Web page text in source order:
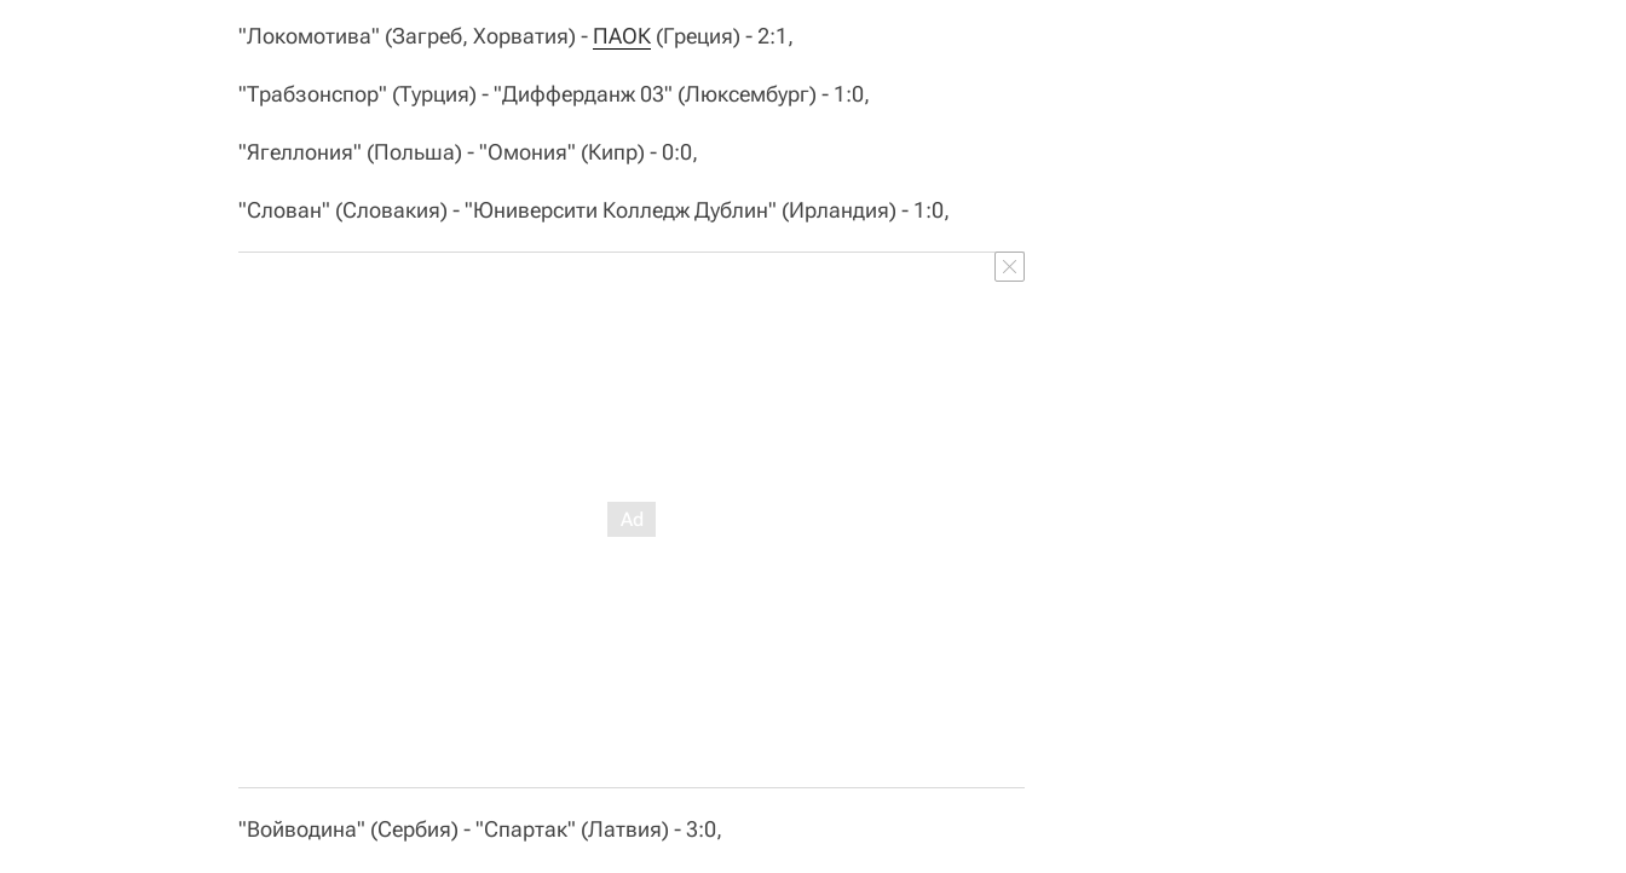
"Локомотива" (Загреб, Хорватия) - ПАОК (Греция) - 2:1,
"Трабзонспор" (Турция) - "Дифферданж 03" (Люксембург) - 1:0,
"Ягеллония" (Польша) - "Омония" (Кипр) - 0:0,
"Слован" (Словакия) - "Юниверсити Колледж Дублин" (Ирландия) - 1:0,
"Войводина" (Сербия) - "Спартак" (Латвия) - 3:0,